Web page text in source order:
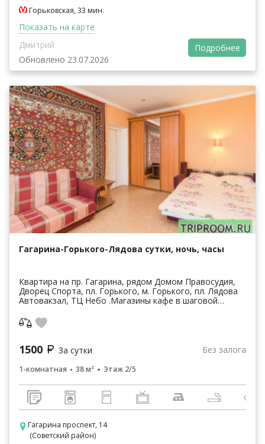
Горьковская, 33 мин.
Показать на карте
Дмитрий
Обновлено 23.07.2026
Подробнее
Гагарина-Горького-Лядова сутки, ночь, часы
Квартира на пр. Гагарина, рядом Домом Правосудия,
Дворец Спорта, пл. Горького, м. Горького, пл. Лядова
Автовакзал, ТЦ Небо .Магазины кафе в шаговой
1500 За сутки Без залога
1-комнатная 38 м² Этаж 2/5
Гагарина проспект, 14
(Советский район)